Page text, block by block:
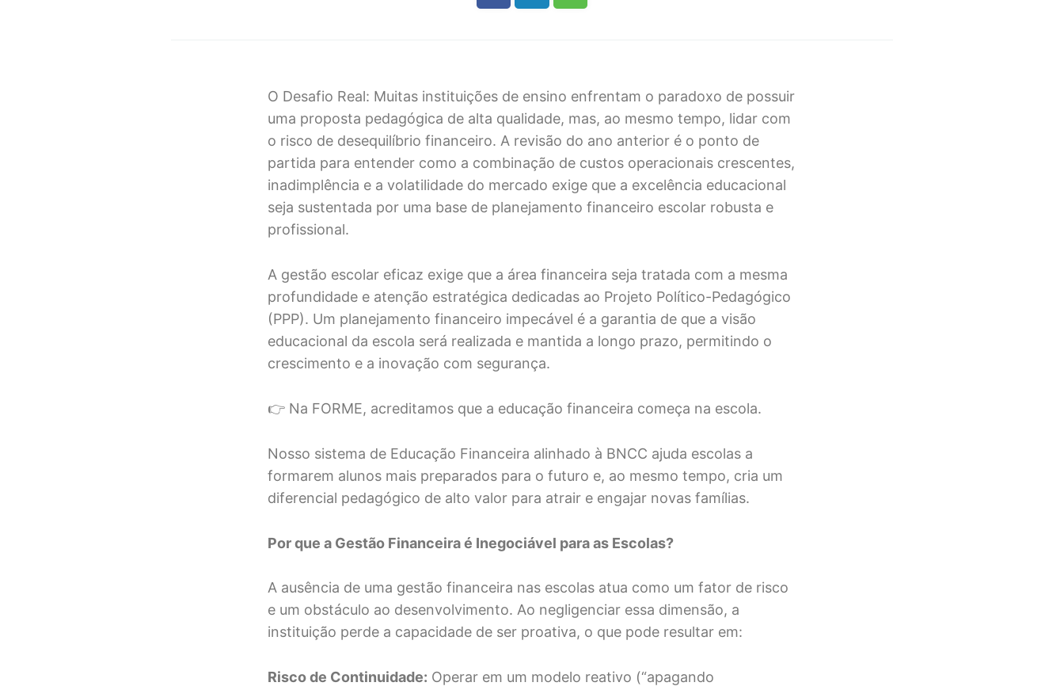
O Desafio Real: Muitas instituições de ensino enfrentam o paradoxo de possuir
uma proposta pedagógica de alta qualidade, mas, ao mesmo tempo, lidar com
o risco de desequilíbrio financeiro. A revisão do ano anterior é o ponto de
partida para entender como a combinação de custos operacionais crescentes,
inadimplência e a volatilidade do mercado exige que a excelência educacional
seja sustentada por uma base de planejamento financeiro escolar robusta e
profissional.
A gestão escolar eficaz exige que a área financeira seja tratada com a mesma
profundidade e atenção estratégica dedicadas ao Projeto Político-Pedagógico
(PPP). Um planejamento financeiro impecável é a garantia de que a visão
educacional da escola será realizada e mantida a longo prazo, permitindo o
crescimento e a inovação com segurança.
👉 Na FORME, acreditamos que a educação financeira começa na escola.
Nosso sistema de Educação Financeira alinhado à BNCC ajuda escolas a
formarem alunos mais preparados para o futuro e, ao mesmo tempo, cria um
diferencial pedagógico de alto valor para atrair e engajar novas famílias.
Por que a Gestão Financeira é Inegociável para as Escolas?
A ausência de uma gestão financeira nas escolas atua como um fator de risco
e um obstáculo ao desenvolvimento. Ao negligenciar essa dimensão, a
instituição perde a capacidade de ser proativa, o que pode resultar em:
Risco de Continuidade: Operar em um modelo reativo (“apagando